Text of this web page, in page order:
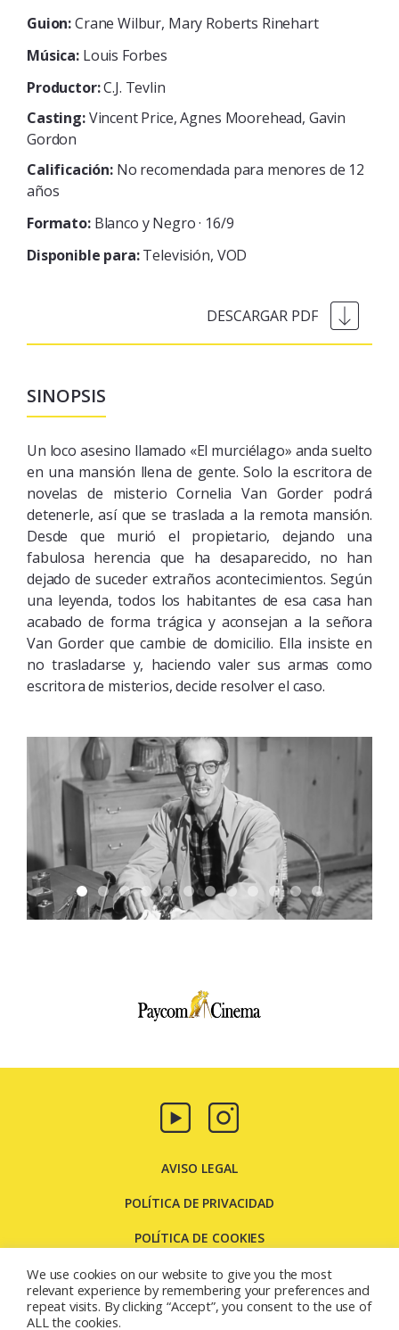
Guion:Crane Wilbur, Mary Roberts Rinehart
Música:Louis Forbes
Productor:C.J. Tevlin
Casting:Vincent Price, Agnes Moorehead, Gavin
Gordon
Calificación: No recomendada para menores de 12
años
Formato:Blanco y Negro · 16/9
Disponible para:Televisión VOD
SINOPSIS
Un loco asesino llamado «El murciélago» anda suelto
en una mansión llena de gente. Solo la escritora de
novelas de misterio Cornelia Van Gorder podrá
detenerle, así que se traslada a la remota mansión.
Desde que murió el propietario, dejando una
fabulosa herencia que ha desaparecido, no han
dejado de suceder extraños acontecimientos. Según
una leyenda, todos los habitantes de esa casa han
acabado de forma trágica y aconsejan a la señora
Van Gorder que cambie de domicilio. Ella insiste en
no trasladarse y, haciendo valer sus armas como
escritora de misterios, decide resolver el caso.
AVISO LEGAL
POLÍTICA DE PRIVACIDAD
POLÍTICA DE COOKIES
CONTACTO
Carretera Molins de Rei, 131 08205 - Sabadell - Barcelona
We use cookies on our website to give you the most
relevant experience by remembering your preferences and
repeat visits. By clicking “Accept”, you consent to the use of
ALL the cookies.